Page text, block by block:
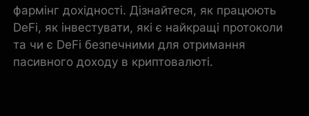
фармінг дохідності. Дізнайтеся, як працюють
DeFi, як інвестувати, які є найкращі протоколи
та чи є DeFi безпечними для отримання
пасивного доходу в криптовалюті.